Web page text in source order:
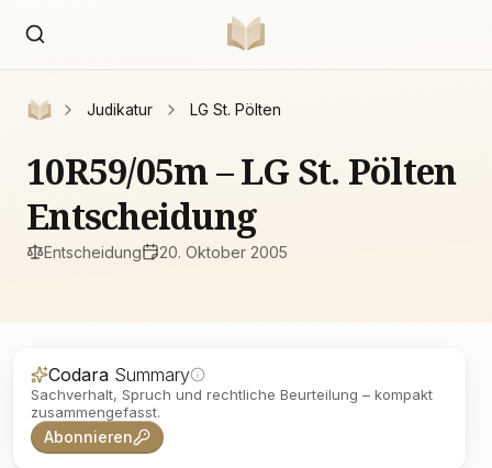
Judikatur LG St. Pölten
10R59/05m – LG St. Pölten
Entscheidung
Entscheidung 20. Oktober 2005
Codara Summary
Sachverhalt, Spruch und rechtliche Beurteilung – kompakt
zusammengefasst.
Abonnieren